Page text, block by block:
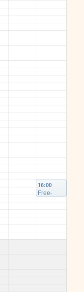
16:00
Free-